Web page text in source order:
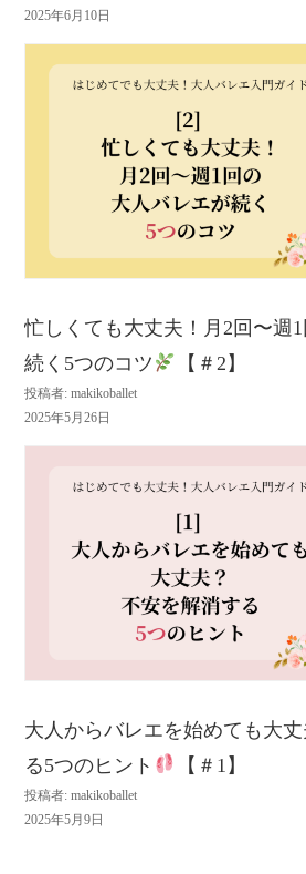
2025年6月10日
忙しくても大丈夫！月2回〜週
続く5つのコツ
【＃2】
投稿者: makikoballet
2025年5月26日
大人からバレエを始めても大
る5つのヒント
【＃1】
投稿者: makikoballet
2025年5月9日